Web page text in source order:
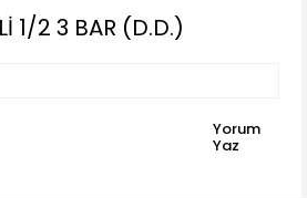
1/2 3 BAR (D.D.)
Yorum
Yaz